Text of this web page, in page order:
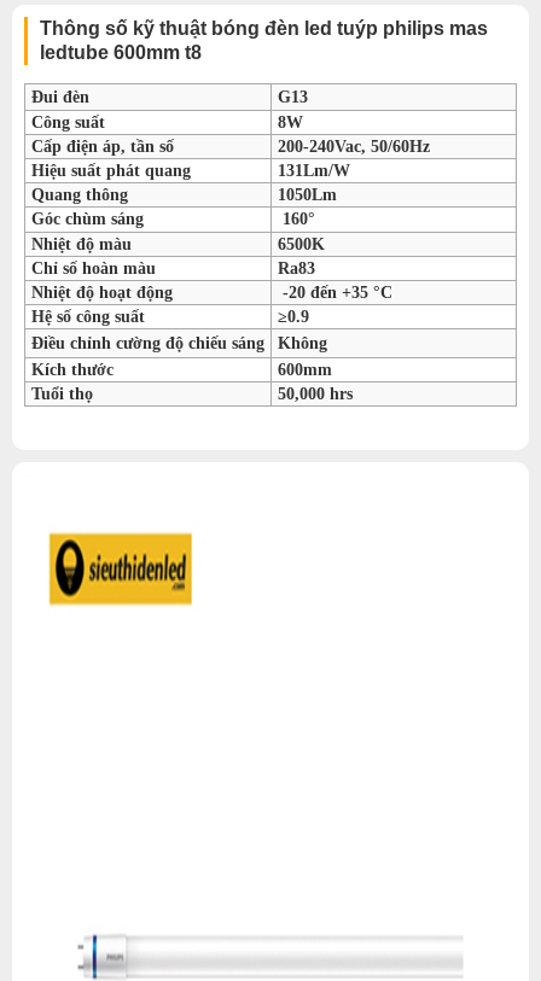
Thông số kỹ thuật bóng đèn led tuýp philips mas
ledtube 600mm t8
Đui đèn
G13
Công suất
8W
Cấp điện áp, tần số
200-240Vac, 50/60Hz
Hiệu suất phát quang
131Lm/W
Quang thông
1050Lm
Góc chùm sáng
160°
Nhiệt độ màu
6500K
Chỉ số hoàn màu
Ra83
Nhiệt độ hoạt động
-20 đến +35 °C
Hệ số công suất
≥0.9
Điều chỉnh cường độ chiếu sáng
Không
Kích thước
600mm
Tuổi thọ
50,000 hrs